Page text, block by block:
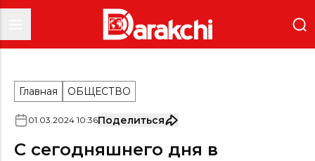
Главная ОБЩЕСТВО
01.03.2024 10:36Поделиться
С сегодняшнего дня в